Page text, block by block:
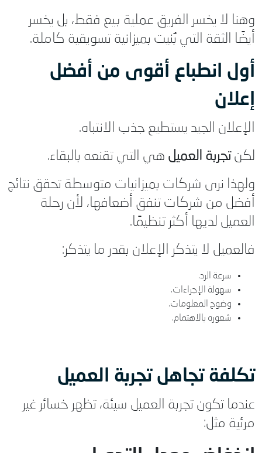
وهنا لا يخسر الفريق عملية بيع فقط، بل يخسر
أيضًا الثقة التي بُنيت بميزانية تسويقية كاملة.
أول انطباع أقوى من أفضل
إعلان
الإعلان الجيد يستطيع جذب الانتباه.
لكنتجربة العميل هي التي تقنعه بالبقاء.
ولهذا نرى شركات بميزانيات متوسطة تحقق نتائج
أفضل من شركات تنفق أضعافها، لأن رحلة
العميل لديها أكثر تنظيمًا.
فالعميل لا يتذكر الإعلان بقدر ما يتذكر:
سرعة الرد.
سهولة الإجراءات.
وضوح المعلومات.
شعوره بالاهتمام.
تكلفة تجاهل تجربة العميل
عندما تكون تجربة العميل سيئة، تظهر خسائر غير
مرئية مثل: